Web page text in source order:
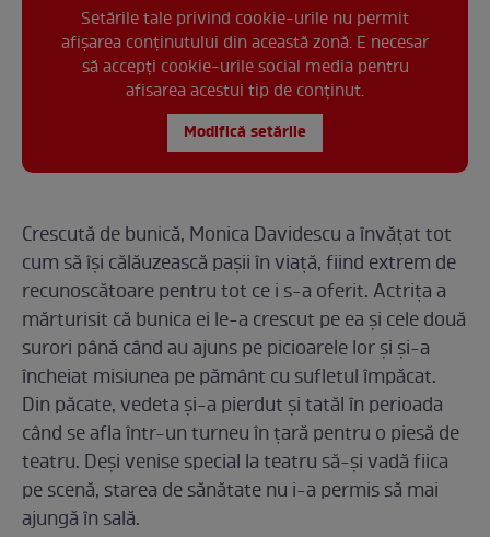
Setările tale privind cookie-urile nu permit
afișarea conținutului din această zonă. E necesar
să accepți cookie-urile social media pentru
afisarea acestui tip de conținut.
Modifică setările
Crescută de bunică, Monica Davidescu a învățat tot
cum să își călăuzească pașii în viață, fiind extrem de
recunoscătoare pentru tot ce i s-a oferit. Actrița a
mărturisit că bunica ei le-a crescut pe ea și cele două
surori până când au ajuns pe picioarele lor și și-a
încheiat misiunea pe pământ cu sufletul împăcat.
Din păcate, vedeta și-a pierdut și tatăl în perioada
când se afla într-un turneu în țară pentru o piesă de
teatru. Deși venise special la teatru să-și vadă fiica
pe scenă, starea de sănătate nu i-a permis să mai
ajungă în sală.